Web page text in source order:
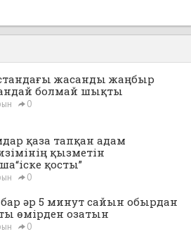
жасанды жаңбыр
болмай шықты
0
қаза тапқан адам
қызметін
қосты”
0
бар әр 5 минут сайын обырдан
өмірден озатын
0